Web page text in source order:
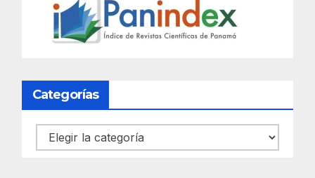
Categorías
Categorías